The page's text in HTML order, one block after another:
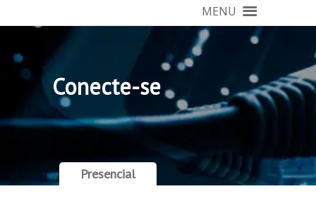
MENU
Conecte-se
Presencial